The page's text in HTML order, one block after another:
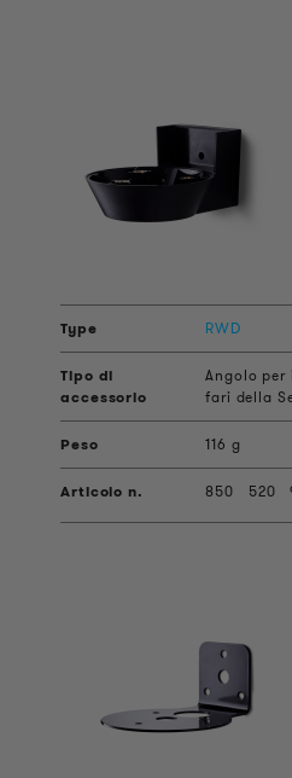
RWD
Angolo
fari della
116 g
850 520